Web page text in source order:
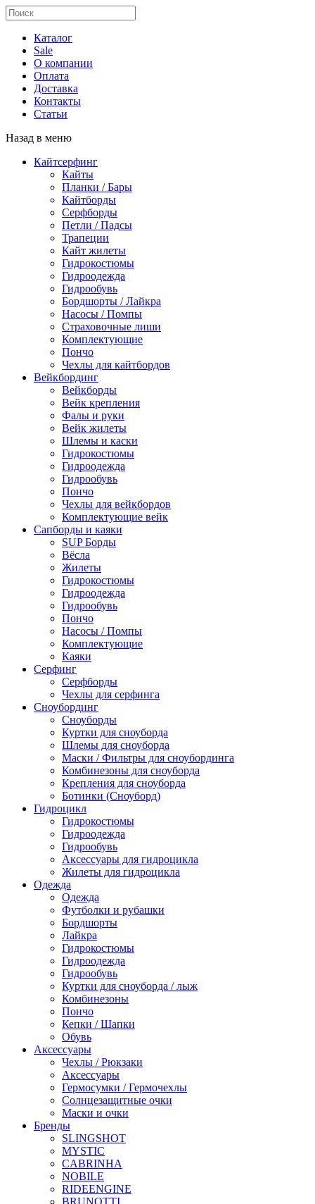
Каталог
Sale
О компании
Оплата
Доставка
Контакты
Статьи
Назад в меню
Кайтсерфинг
Кайты
Планки / Бары
Кайтборды
Серфборды
Петли / Падсы
Трапеции
Кайт жилеты
Гидрокостюмы
Гидроодежда
Гидрообувь
Бордшорты / Лайкра
Насосы / Помпы
Страховочные лиши
Комплектующие
Пончо
Чехлы для кайтбордов
Вейкбординг
Вейкборды
Вейк крепления
Фалы и руки
Вейк жилеты
Шлемы и каски
Гидрокостюмы
Гидроодежда
Гидрообувь
Пончо
Чехлы для вейкбордов
Комплектующие вейк
Сапборды и каяки
SUP Борды
Вёсла
Жилеты
Гидрокостюмы
Гидроодежда
Гидрообувь
Пончо
Насосы / Помпы
Комплектующие
Каяки
Серфинг
Серфборды
Чехлы для серфинга
Сноубординг
Сноуборды
Куртки для сноуборда
Шлемы для сноуборда
Маски / Фильтры для сноубординга
Комбинезоны для сноуборда
Крепления для сноуборда
Ботинки (Сноуборд)
Гидроцикл
Гидрокостюмы
Гидроодежда
Гидрообувь
Аксессуары для гидроцикла
Жилеты для гидроцикла
Одежда
Одежда
Футболки и рубашки
Бордшорты
Лайкра
Гидрокостюмы
Гидроодежда
Гидрообувь
Куртки для сноуборда / лыж
Комбинезоны
Пончо
Кепки / Шапки
Обувь
Аксессуары
Чехлы / Рюкзаки
Аксессуары
Гермосумки / Гермочехлы
Солнцезащитные очки
Маски и очки
Бренды
SLINGSHOT
MYSTIC
CABRINHA
NOBILE
RIDEENGINE
BRUNOTTI